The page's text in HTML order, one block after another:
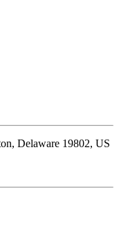
Delaware 19802, US